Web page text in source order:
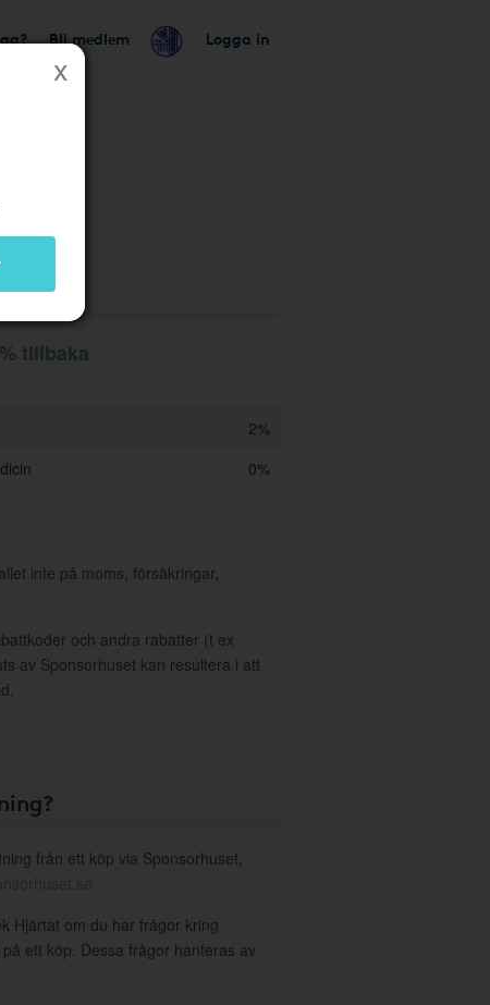
Bli medlem Logga in
tillbaka
2%
0%
inte på moms, försäkringar,
och andra rabatter (t ex
av Sponsorhuset kan resultera i att
från ett köp via Sponsorhuset,
Hjärtat om du har frågor kring
ett köp. Dessa frågor hanteras av